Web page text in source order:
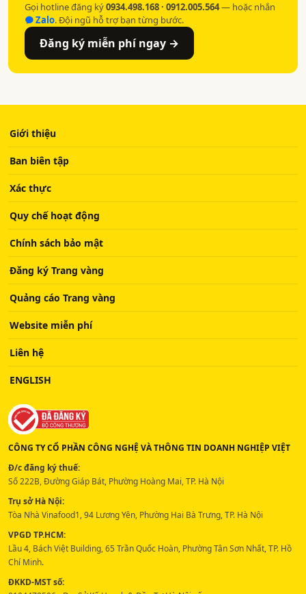
Gọi hotline đăng ký0934.498.168 · 0912.005.564— hoặc nhắn
Zalo. Đội ngũ hỗ trợ bạn từng bước.
Đăng ký miễn phí ngay →
Giới thiệu
Ban biên tập
Xác thực
Quy chế hoạt động
Chính sách bảo mật
Đăng ký Trang vàng
Quảng cáo Trang vàng
Website miễn phí
Liên hệ
ENGLISH
CÔNG TY CỔ PHẦN CÔNG NGHỆ VÀ THÔNG TIN DOANH NGHIỆP VIỆT
Đ/c đăng ký thuế:
Số 222B, Đường Giáp Bát, Phường Hoàng Mai, TP. Hà Nội
Trụ sở Hà Nội:
Tòa Nhà Vinafood1, 94 Lương Yên, Phường Hai Bà Trưng, TP. Hà Nội
VPGD TP.HCM:
Lầu 4, Bách Việt Building, 65 Trần Quốc Hoàn, Phường Tân Sơn Nhất, TP. Hồ
Chí Minh.
ĐKKD-MST số: